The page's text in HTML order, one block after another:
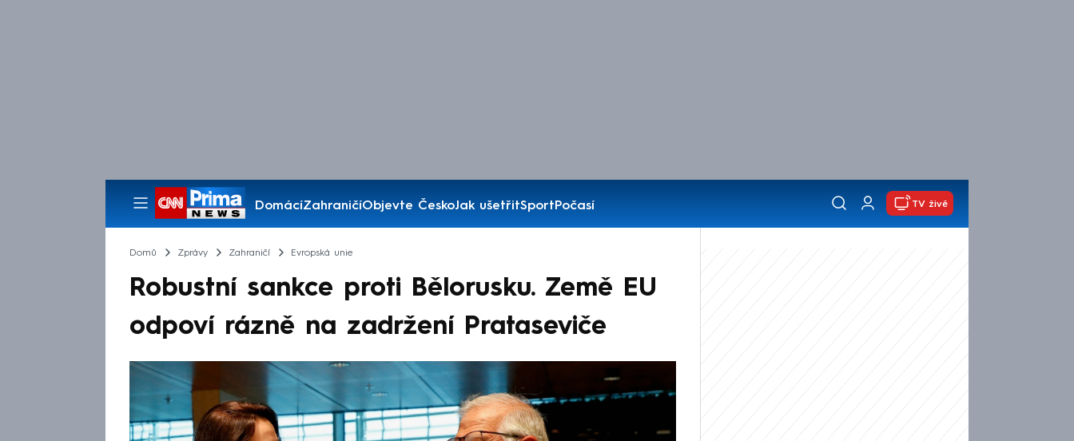
DomácíZahraničíObjevte ČeskoJak ušetřitSportPočasí
Pořady
TV živě
Domů Zprávy Zahraničí Evropská unie
Robustní sankce proti Bělorusku. Země EU
odpoví rázně na zadržení Prataseviče